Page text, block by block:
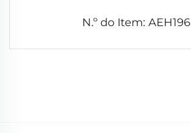
N.º do Item: AEH196